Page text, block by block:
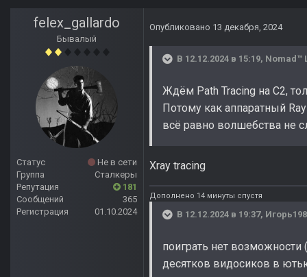
felex_gallardo
Бывалый
Статус
Не в сети
Группа
Сталкеры
Репутация
181
Сообщений
365
Регистрация
01.10.2024
Опубликовано 13 декабря, 2024
В 12.12.2024 в 15:19, Nomad™
Ждём Path Tracing на С2,
Потому как аппаратный
всё равно волшебства не
Xray tracing
Дополнено 14 минуты спустя
В 12.12.2024 в 19:37,
поиграть нет возможности
десятков видосиков в